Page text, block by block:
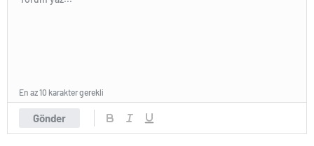
Gönder
En az 10 karakter gerekli